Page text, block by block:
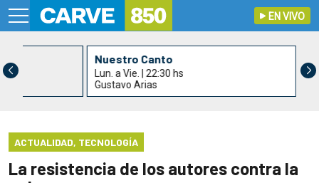
EN VIVO
Nuestro Canto
Lun. a Vie. | 22:30 hs
Gustavo Arias
ACTUALIDAD, TECNOLOGÍA
La resistencia de los autores contra la